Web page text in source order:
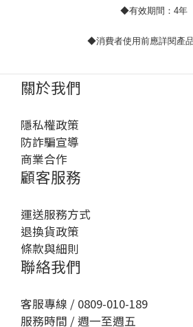
◆有效期間：4年
◆消費者使用前應詳閱產
關於我們
隱私權政策
防詐騙宣導
商業合作
顧客服務
運送服務方式
退換貨政策
條款與細則
聯絡我們
客服專線 / 0809-010-189
服務時間 / 週一至週五